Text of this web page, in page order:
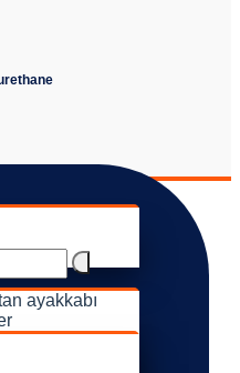
Programı
ayakkabı